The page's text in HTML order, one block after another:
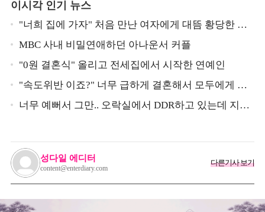
이시각 인기 뉴스
"너희 집에 가자" 처음 만난 여자에게 대뜸 황당한 요
구 했다는 MBC 아나운서
MBC 사내 비밀연애하던 아나운서 커플
"0원 결혼식" 올리고 전세집에서 시작한 연예인
"속도위반 이죠?" 너무 급하게 결혼해서 모두에게 의
심 받았던 스타
너무 예뻐서 그만.. 오락실에서 DDR하고 있는데 지나
성다일 에디터
content@enterdiary.com
다른기사 보기